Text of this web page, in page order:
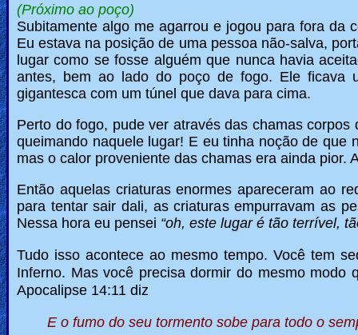
(Próximo ao poço)
Subitamente algo me agarrou e jogou para fora da
Eu estava na posição de uma pessoa não-salva,
lugar como se fosse alguém que nunca havia
antes, bem ao lado do poço de fogo. Ele ficava
gigantesca com um túnel que dava para cima.
Perto do fogo, pude ver através das chamas
queimando naquele lugar! E eu tinha noção de
mas o calor proveniente das chamas era ainda pior.
Então aquelas criaturas enormes apareceram ao
para tentar sair dali, as criaturas empurravam as
Nessa hora eu pensei “oh, este lugar é tão terrível,
Tudo isso acontece ao mesmo tempo. Você tem
Inferno. Mas você precisa dormir do mesmo modo
Apocalipse 14:11 diz
E o fumo do seu tormento sobe para todo o